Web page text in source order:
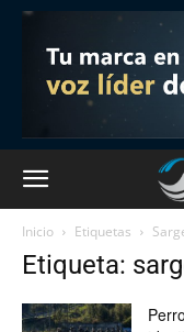
Inicio Etiquetas
Etiqueta: